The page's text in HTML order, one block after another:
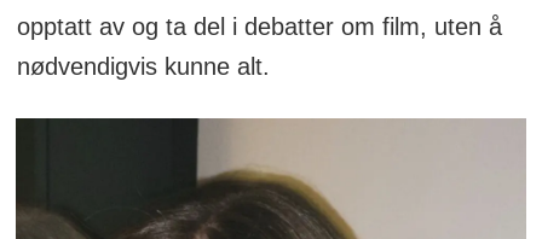
opptatt av og ta del i debatter om film, uten å
nødvendigvis kunne alt.